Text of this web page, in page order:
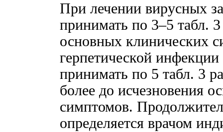
При лечении вирусных
принимать по 3–5 табл.
основных клинических
герпетической
принимать по 5 табл. 3
более до исчезновения
симптомов.
определяется врачом